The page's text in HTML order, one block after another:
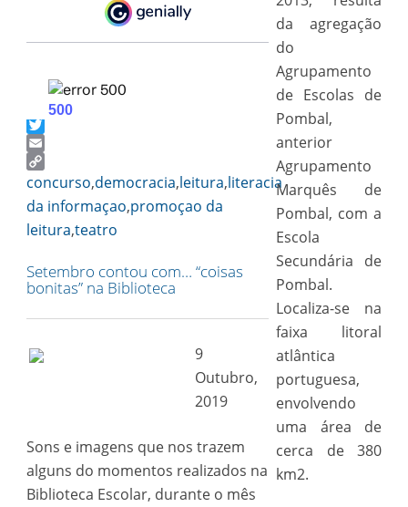
Facebook
Twitter
Email
Copy
Link
concurso,democracia,leitura,literacia
da informaçao,promoçao da
leitura,teatro
Setembro contou com… “coisas
bonitas” na Biblioteca
9
Outubro,
2019
Sons e imagens que nos trazem
alguns do momentos realizados na
Biblioteca Escolar, durante o mês
da agregação
do
Agrupamento
de Escolas de
Pombal,
anterior
Agrupamento
Marquês de
Pombal, com a
Escola
Secundária de
Pombal.
Localiza-se na
faixa litoral
atlântica
portuguesa,
envolvendo
uma área de
cerca de 380
km2.